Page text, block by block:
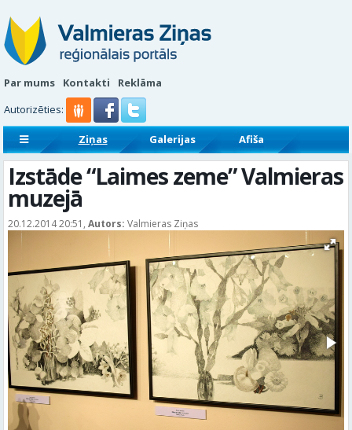
Par mums Kontakti
Reklāma
Autorizēties:
Ziņas Galerijas
Afiša
Sludinājumi
Reklāmraksti
Izstāde “Laimes zeme” Valmieras
muzejā
20.12.2014 20:51, Autors: Valmieras Ziņas